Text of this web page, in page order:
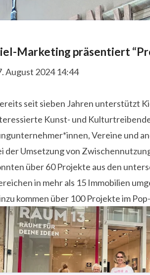
Marketing präsentiert
August 2024 14:44
seit sieben Jahren unterstützt
Kunst- und
Vereine und
der Umsetzung von
über 60 Projekte aus den
in mehr als 15 Immobilien
kommen über 100 Projekte im